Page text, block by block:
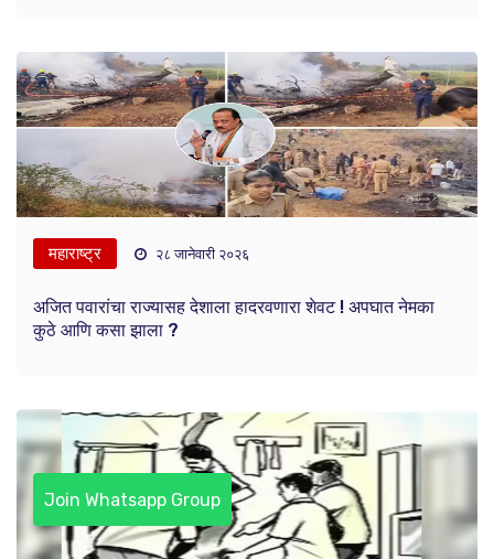
महाराष्ट्र २८ जानेवारी २०२६
अजित पवारांचा राज्यासह देशाला हादरवणारा शेवट ! अपघात नेमका
कुठे आणि कसा झाला ?
Join Whatsapp Group